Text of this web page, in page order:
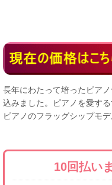
長年にわたって培ったピア
込みました。ピアノを愛す
ピアノのフラッグシップモデ
10回払い